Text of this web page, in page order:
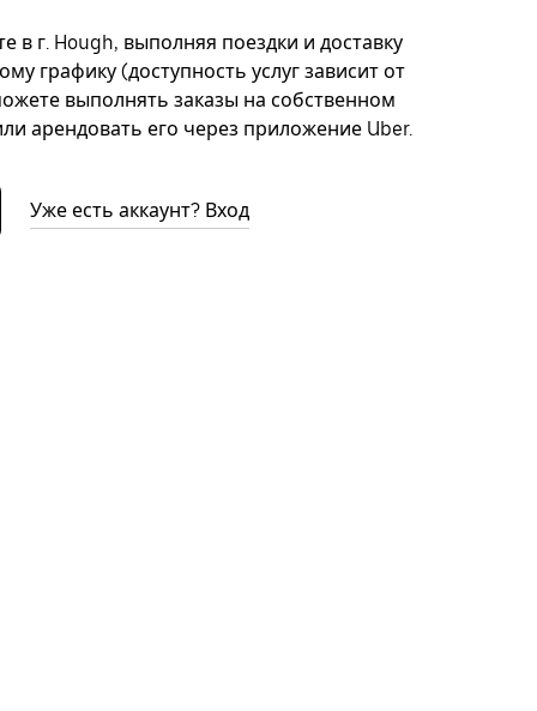
в г. Hough, выполняя поездки и доставку
графику (доступность услуг зависит от
выполнять заказы на собственном
арендовать его через приложение Uber.
Уже есть аккаунт? Вход